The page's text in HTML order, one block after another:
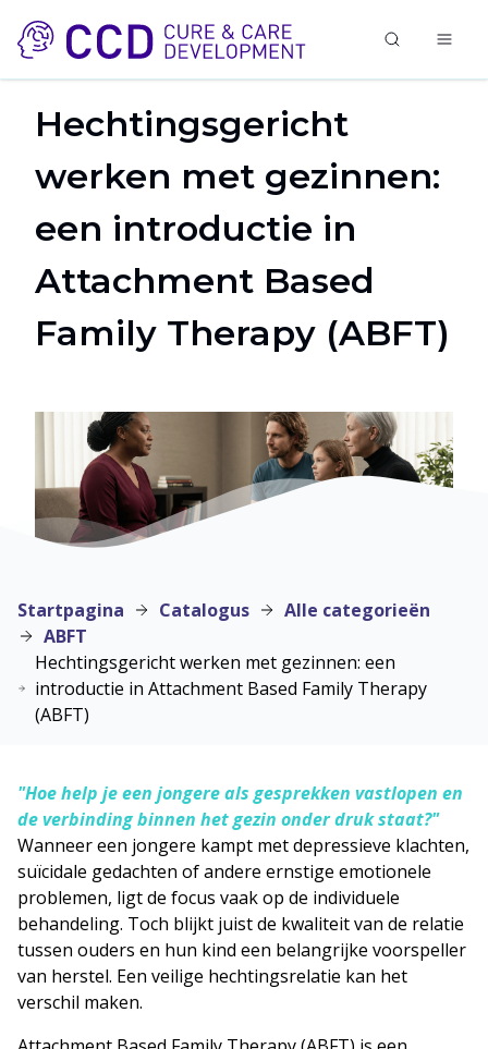
Hechtingsgericht
werken met gezinnen:
een introductie in
Attachment Based
Family Therapy (ABFT)
Startpagina Catalogus
Alle categorieën
ABFT
Hechtingsgericht werken met gezinnen: een
introductie in Attachment Based Family Therapy
(ABFT)
"Hoe help je een jongere als gesprekken vastlopen en
de verbinding binnen het gezin onder druk staat?"
Wanneer een jongere kampt met depressieve klachten,
suïcidale gedachten of andere ernstige emotionele
problemen, ligt de focus vaak op de individuele
behandeling. Toch blijkt juist de kwaliteit van de relatie
tussen ouders en hun kind een belangrijke voorspeller
van herstel. Een veilige hechtingsrelatie kan het
verschil maken.